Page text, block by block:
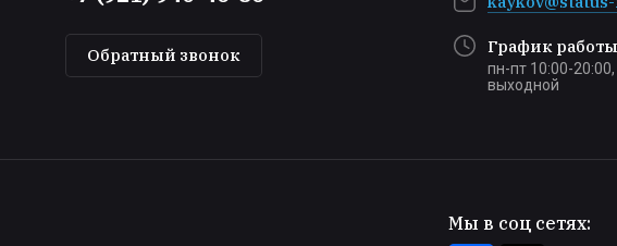
Обратный звонок График работы
пн-пт 10:00-
выходной
Мы в соц сетях: